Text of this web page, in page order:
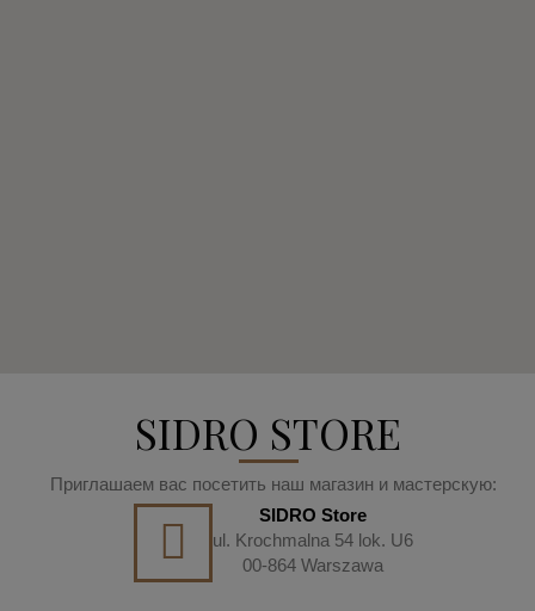
SIDRO STORE
Приглашаем вас посетить наш магазин и мастерскую:
SIDRO Store
ul. Krochmalna 54 lok. U6
00-864 Warszawa